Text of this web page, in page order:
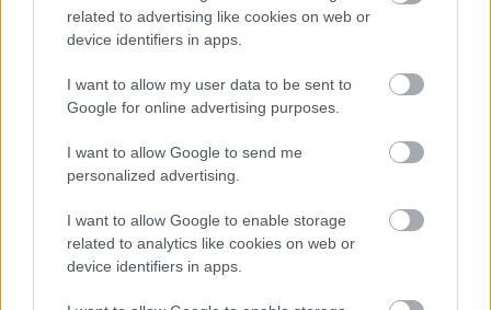
related to advertising like cookies on web or
device identifiers in apps.
I want to allow my user data to be sent to
Google for online advertising purposes.
I want to allow Google to send me
personalized advertising.
I want to allow Google to enable storage
related to analytics like cookies on web or
device identifiers in apps.
Przed meczami 20. kolejki - Rzeszów > Klasa B, gr. II gospodarze (SNK
Płomyk Lutoryż) zajmują 2. miejsce
Poniżej znajdziesz także ostatnie mecze obu drużyn oraz statystyki
bramkowe.
SNK Płomyk Lutoryż vs. Korona Dobrzechów - relacja, wynik na
żywo, transmisja
Wynik meczu SNK Płomyk Lutoryż - Korona Dobrzechów znajdziesz na
naszej stronie zaraz po jego zakończeniu. Jeżeli szukasz informacji
meczowych, zajrzyj tutaj:SNK Płomyk Lutoryż vs. Korona
Dobrzechów - wynik, składy, strzelcy
Jeżeli w internecie lub TV dostępna jest
albo innych spotkań